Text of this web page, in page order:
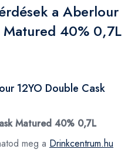
a Aberlour
Matured 40% 0,7L
12YO Double Cask
Matured 40% 0,7L
meg a Drinkcentrum.hu